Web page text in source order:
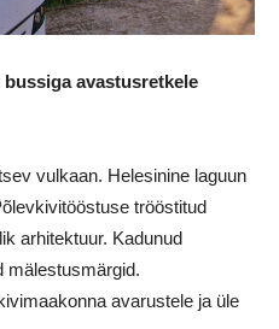
avastusretkele
vulkaan. Helesinine laguun
trööstitud
arhitektuur. Kadunud
mälestusmärgid.
avarustele ja üle